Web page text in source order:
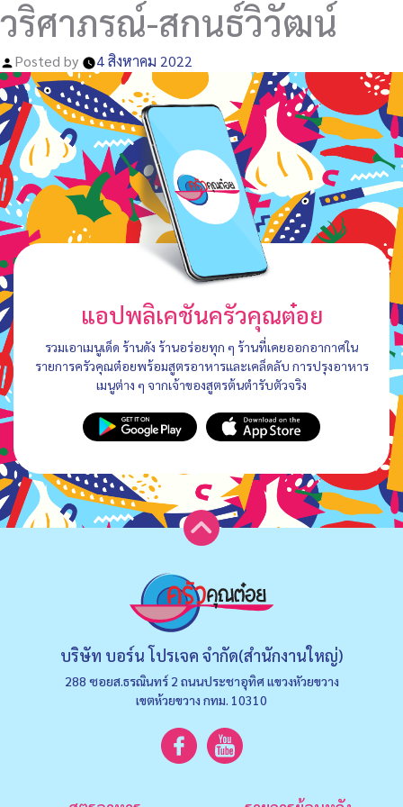
วริศาภรณ์-สกนธ์วิวัฒน์
Posted by 4 สิงหาคม 2022
แอปพลิเคชันครัวคุณต๋อย
รวมเอาเมนูเด็ด ร้านดัง ร้านอร่อยทุก ๆ ร้านที่เคยออกอากาศใน
รายการครัวคุณต๋อยพร้อมสูตรอาหารและเคล็ดลับ การปรุงอาหาร
เมนูต่าง ๆ จากเจ้าของสูตรต้นตำรับตัวจริง
บริษัท บอร์น โปรเจค จำกัด(สำนักงานใหญ่)
288 ซอยส.ธรณินทร์ 2 ถนนประชาอุทิศ แขวงหัวยขวาง
เขตห้วยขวาง กทม. 10310